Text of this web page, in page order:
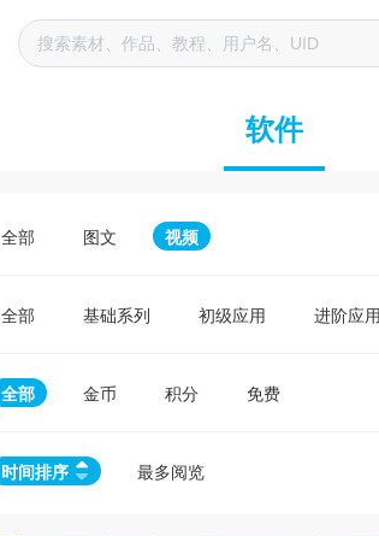
软件
全部 图文 视频
全部 基础系列 初级应用 进阶应用
全部 金币 积分 免费
时间排序 最多阅览